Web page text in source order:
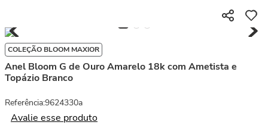
COLEÇÃO BLOOM MAXIOR
Anel Bloom G de Ouro Amarelo 18k com Ametista e
Topázio Branco
Referência:9624330a
Avalie esse produto